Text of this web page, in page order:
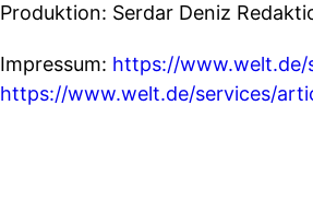
Produktion: Serdar Deniz
Impressum: https://www.welt.de/
https://www.welt.de/services/